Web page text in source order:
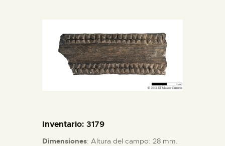
DIDÁCTICA
ESPAÑOL
ACTIVIDADES
Inventario: 3179
Dimensiones: Altura del campo: 28 mm.